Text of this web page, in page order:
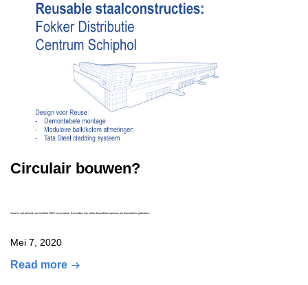
Circulair bouwen?
Staal is met behoud van kwaliteit 100% recyclebaar. Bovendien zijn stalen bouwdelen opnieuw als bouwdeel te gebruiken.
Mei 7, 2020
Read more